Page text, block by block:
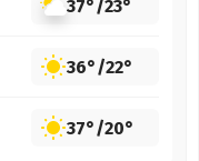
37°/23°
36°/22°
37°/20°